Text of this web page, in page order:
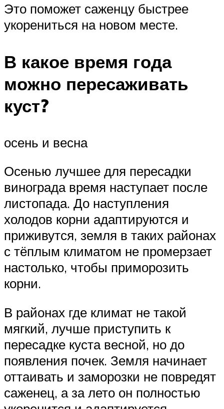
Это поможет саженцу быстрее
укорениться на новом месте.
В какое время года
можно пересаживать
куст?
осень и весна
Осенью лучшее для пересадки
винограда время наступает после
листопада. До наступления
холодов корни адаптируются и
приживутся, земля в таких районах
с тёплым климатом не промерзает
настолько, чтобы приморозить
корни.
В районах где климат не такой
мягкий, лучше приступить к
пересадке куста весной, но до
появления почек. Земля начинает
оттаивать и заморозки не повредят
саженец, а за лето он полностью